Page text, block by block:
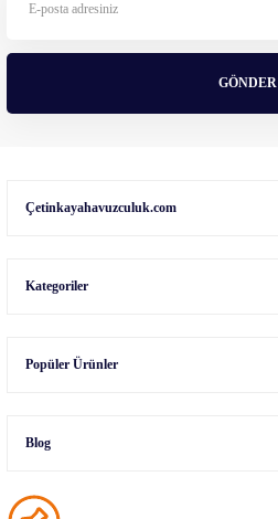
Ürün fiyatı diğer sitelerden daha pahalı.
GÖNDER
Çetinkayahavuzculuk.com
Kategoriler
Popüler Ürünler
Blog